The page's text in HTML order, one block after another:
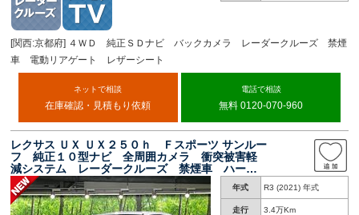
[関西:京都府] ４ＷＤ 純正ＳＤナビ バックカメラ レーダークルーズ 禁煙
車 電動リアゲート レザーシート
ネットで相談
在庫確認・見積もり依頼
電話で相談
無料 0120-070-960
レクサス ＵＸ ＵＸ２５０ｈ Ｆスポーツ サンルー
フ 純正１０型ナビ 全周囲カメラ 衝突被害軽
減システム レーダークルーズ 禁煙車 ハーフ
レザーシート ドラレコ コーナーセンサー ス
マートキー ＬＥＤヘッド ビルトインＥＴＣ
パワ―シート
年式 R3 (2021) 年式
走行 3.4万Km